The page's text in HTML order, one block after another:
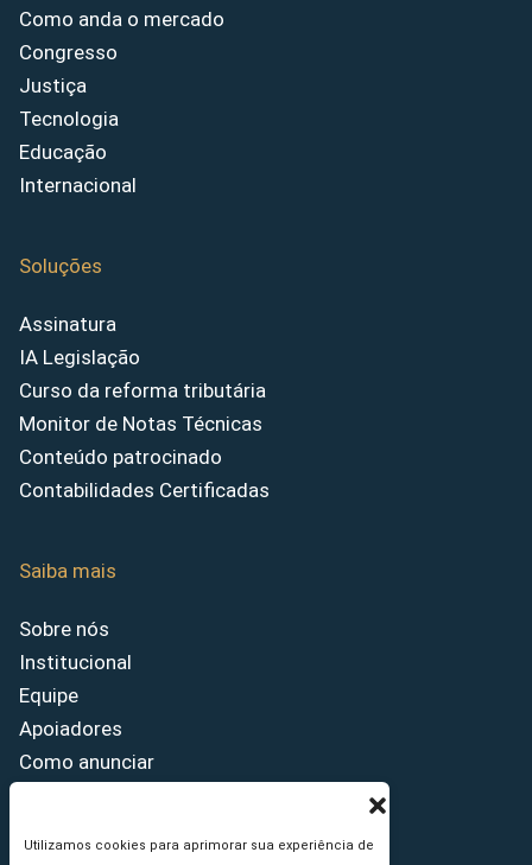
Utilizamos cookies para aprimorar sua experiência de
Como anda o mercado
Congresso
Justiça
Tecnologia
Educação
Internacional
Soluções
Assinatura
IA Legislação
Curso da reforma tributária
Monitor de Notas Técnicas
Conteúdo patrocinado
Contabilidades Certificadas
Saiba mais
Sobre nós
Institucional
Equipe
Apoiadores
Como anunciar